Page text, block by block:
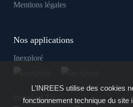
Mentions légales
Nos applications
Inexploré
Inexploré TV
L’INREES utilise des cookies
fonctionnement technique du site